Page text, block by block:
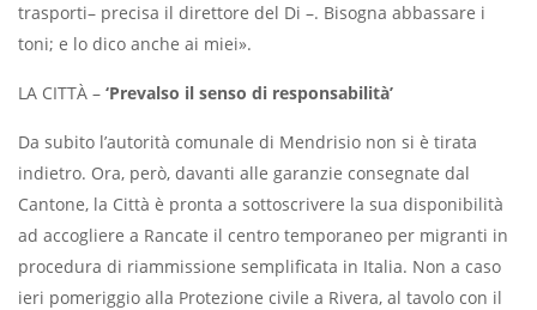
trasporti– precisa il direttore del Di –. Bisogna abbassare i
toni; e lo dico anche ai miei».
LA CITTÀ – ‘Prevalso il senso di responsabilità’
Da subito l’autorità comunale di Mendrisio non si è tirata
indietro. Ora, però, davanti alle garanzie consegnate dal
Cantone, la Città è pronta a sottoscrivere la sua disponibilità
ad accogliere a Rancate il centro temporaneo per migranti in
procedura di riammissione sempliﬁcata in Italia. Non a caso
ieri pomeriggio alla Protezione civile a Rivera, al tavolo con il